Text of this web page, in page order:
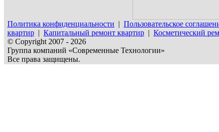
Политика конфиденциальности | Пользовательское
квартир | Капитальный ремонт квартир | Косметический
© Copyright 2007 - 2026
Группа компаний «Современные Технологии»
Все права защищены.